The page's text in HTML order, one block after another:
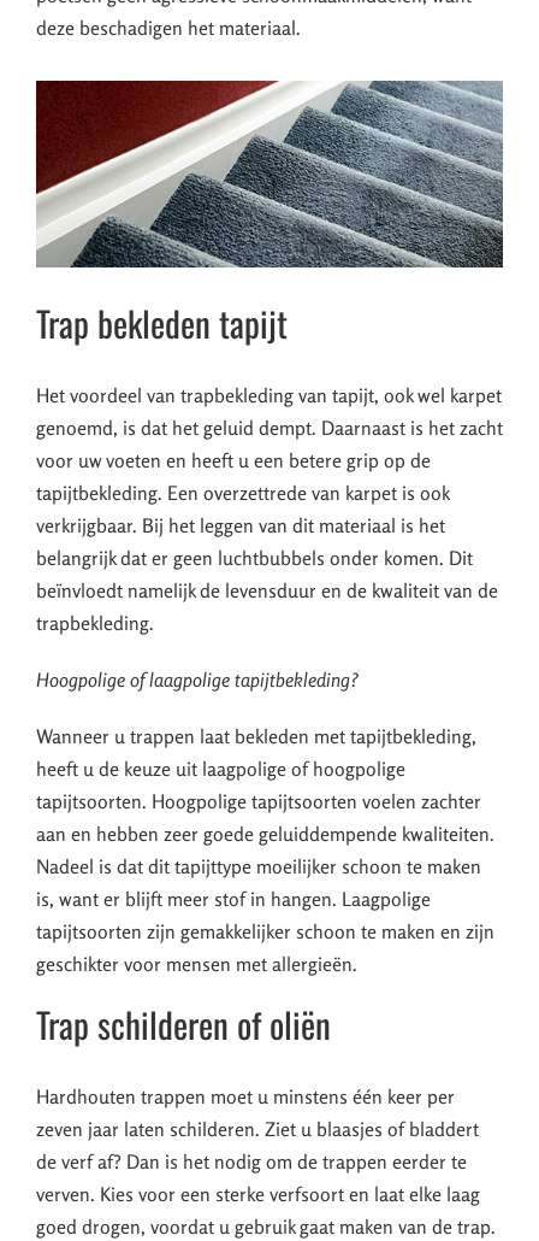
deze beschadigen het materiaal.
Trap bekleden tapijt
Het voordeel van trapbekleding van tapijt, ook wel karpet
genoemd, is dat het geluid dempt. Daarnaast is het zacht
voor uw voeten en heeft u een betere grip op de
tapijtbekleding. Een overzettrede van karpet is ook
verkrijgbaar. Bij het leggen van dit materiaal is het
belangrijk dat er geen luchtbubbels onder komen. Dit
beïnvloedt namelijk de levensduur en de kwaliteit van de
trapbekleding.
Hoogpolige of laagpolige tapijtbekleding?
Wanneer u trappen laat bekleden met tapijtbekleding,
heeft u de keuze uit laagpolige of hoogpolige
tapijtsoorten. Hoogpolige tapijtsoorten voelen zachter
aan en hebben zeer goede geluiddempende kwaliteiten.
Nadeel is dat dit tapijttype moeilijker schoon te maken
is, want er blijft meer stof in hangen. Laagpolige
tapijtsoorten zijn gemakkelijker schoon te maken en zijn
geschikter voor mensen met allergieën.
Trap schilderen of oliën
Hardhouten trappen moet u minstens één keer per
zeven jaar laten schilderen. Ziet u blaasjes of bladdert
de verf af? Dan is het nodig om de trappen eerder te
verven. Kies voor een sterke verfsoort en laat elke laag
goed drogen, voordat u gebruik gaat maken van de trap.